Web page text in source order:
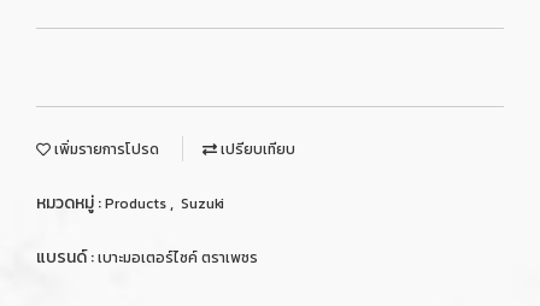
เพิ่มรายการโปรด เปรียบเทียบ
หมวดหมู่ :Products, Suzuki
แบรนด์ :เบาะมอเตอร์ไซค์ ตราเพชร